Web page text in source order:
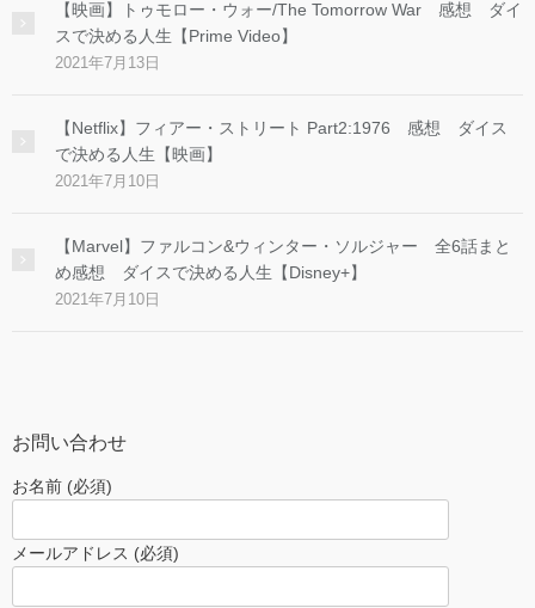
【映画】トゥモロー・ウォー/The Tomorrow War 感想 ダイ
スで決める人生【Prime Video】
2021年7月13日
【Netflix】フィアー・ストリート Part2:1976 感想 ダイス
で決める人生【映画】
2021年7月10日
【Marvel】ファルコン&ウィンター・ソルジャー 全6話まと
め感想 ダイスで決める人生【Disney+】
2021年7月10日
お問い合わせ
お名前 (必須)
メールアドレス (必須)